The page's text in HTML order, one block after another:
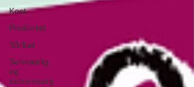
Kost
Positivitet
Sårbar
Selvkærlig
og
selvomsorg